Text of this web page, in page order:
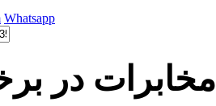
Whatsapp
در